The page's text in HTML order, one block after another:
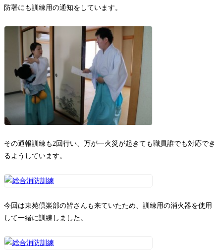
防署にも訓練用の通知をしています。
その通報訓練も2回行い、万が一火災が起きても職員誰でも対応でき
るようしています。
今回は東苑倶楽部の皆さんも来ていたため、訓練用の消火器を使用
して一緒に訓練しました。